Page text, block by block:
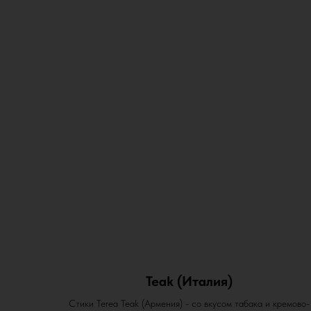
Teak (Италия)
Стики Terea Teak (Армения) - со вкусом табака и кремово-